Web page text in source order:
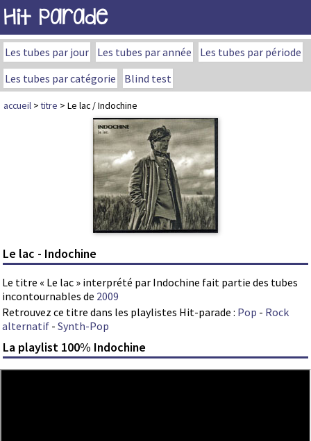
Hit Parade
Les tubes par jour Les tubes par année
Les tubes par période
Les tubes par catégorie
Blind test
accueil >titre > Le lac / Indochine
Le lac - Indochine
Le titre « Le lac » interprété par Indochine fait partie des tubes
incontournables de 2009
Retrouvez ce titre dans les playlistes Hit-parade : Pop - Rock
alternatif - Synth-Pop
La playlist 100% Indochine